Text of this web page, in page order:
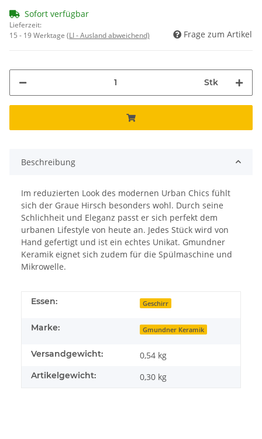
Sofort verfügbar
Lieferzeit:
15 - 19 Werktage (LI - Ausland abweichend) Frage zum Artikel
Stk
Beschreibung
Im reduzierten Look des modernen Urban Chics fühlt
sich der Graue Hirsch besonders wohl. Durch seine
Schlichheit und Eleganz passt er sich perfekt dem
urbanen Lifestyle von heute an. Jedes Stück wird von
Hand gefertigt und ist ein echtes Unikat. Gmundner
Keramik eignet sich zudem für die Spülmaschine und
Mikrowelle.
Essen: Geschirr
Marke: Gmundner Keramik
Versandgewicht: 0,54 kg
Artikelgewicht: 0,30 kg